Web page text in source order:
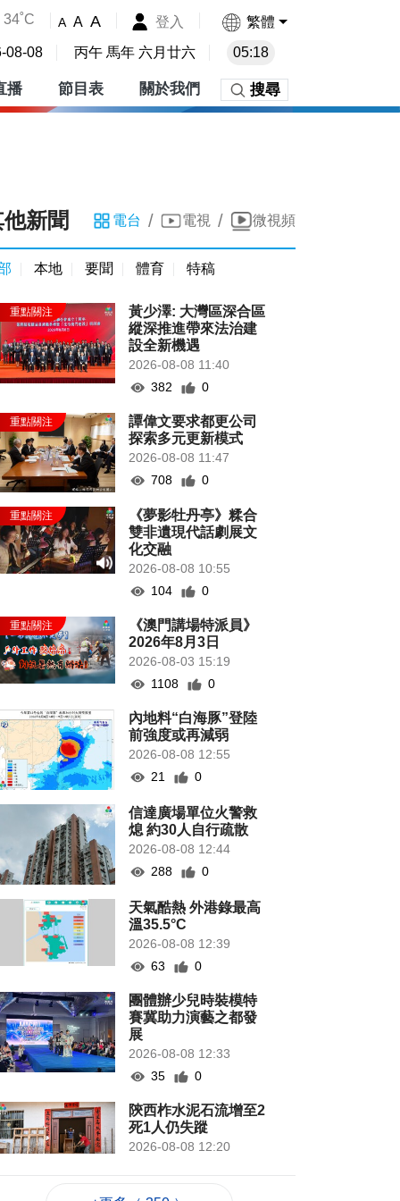
34˚C A A A 登入 繁體
08-08 丙午 馬年 六月廿六 05:18
播 節目表 關於我們 搜尋
新聞 電台 / 電視 / 微視頻
本地 要聞 體育 特稿
黃少澤: 大灣區深合區
縱深推進帶來法治建
設全新機遇
2026-08-08 11:40
382
0
譚偉文要求都更公司
探索多元更新模式
2026-08-08 11:47
708
0
《夢影牡丹亭》糅合
雙非遺現代話劇展文
化交融
2026-08-08 10:55
104
0
《澳門講場特派員》
2026年8月3日
2026-08-03 15:19
1108
0
內地料“白海豚”登陸
前強度或再減弱
2026-08-08 12:55
21
0
信達廣場單位火警救
熄 約30人自行疏散
2026-08-08 12:44
288
0
天氣酷熱 外港錄最高
溫35.5°C
2026-08-08 12:39
63
0
團體辦少兒時裝模特
賽冀助力演藝之都發
展
2026-08-08 12:33
35
0
陝西柞水泥石流增至2
死1人仍失蹤
2026-08-08 12:20